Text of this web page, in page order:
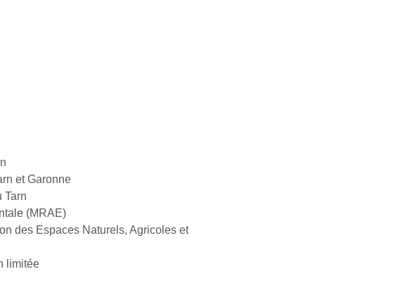
et Garonne
Tarn
(MRAE)
des Espaces Naturels, Agricoles et
limitée